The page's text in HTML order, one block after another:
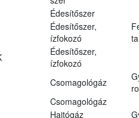
Édesítőszer
Édesítőszer,
ízfokozó
Édesítőszer,
ízfokozó
Csomagológáz
Csomagológáz
Hajtógáz